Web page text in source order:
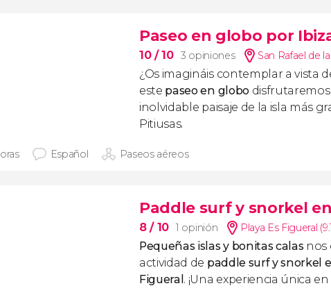
Paseo en globo por
10/ 10 3 opiniones San Rafael de
¿Os imagináis contemplar a vista
este paseo en globodisfrutaremos
inolvidable paisaje de la isla más
Pitiusas.
Español Paseos aéreos
Paddle surf y snorkel
8/ 10 1 opinión Playa Es Figueral
Pequeñas islas y bonitas calasnos
actividad de paddle surf y snorkel
Figueral . ¡Una experiencia única en